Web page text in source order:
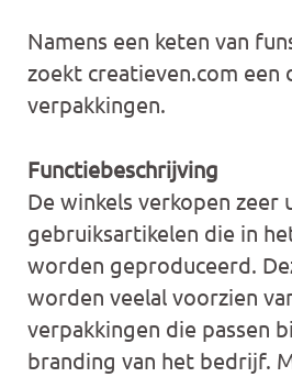
Namens een keten van
zoekt creatieven.com een
verpakkingen.
Functiebeschrijving
De winkels verkopen zeer
gebruiksartikelen die in
worden geproduceerd.
worden veelal voorzien
verpakkingen die passen
branding van het bedrijf.